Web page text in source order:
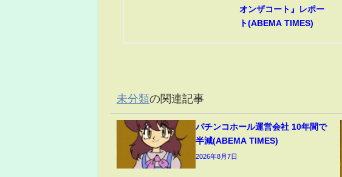
オンザコート』レポー
ト(ABEMA TIMES)
未分類の関連記事
パチンコホール運営会社 10年間で
半減(ABEMA TIMES)
2026年8月7日